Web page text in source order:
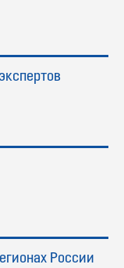
России